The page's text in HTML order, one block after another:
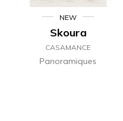
NEW
Skoura
CASAMANCE
Panoramiques